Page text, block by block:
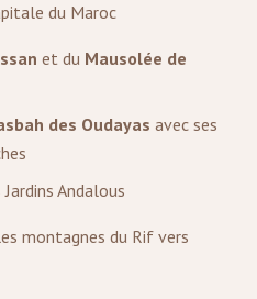
du Maroc
et du Mausolée de
des Oudayas avec ses
Andalous
montagnes du Rif vers